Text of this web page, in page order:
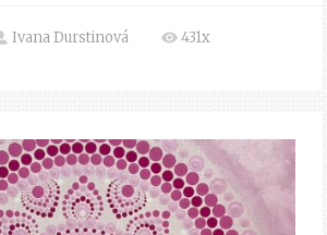
Ivana Durstinová
431x